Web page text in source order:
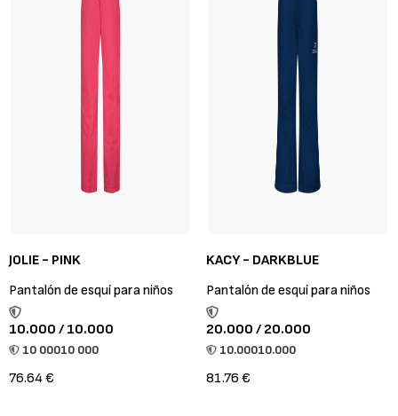
JOLIE - PINK
Pantalón de esquí para niños
10.000 / 10.000
10 00010 000
76.64 €
KACY - DARKBLUE
Pantalón de esquí para niños
20.000 / 20.000
10.00010.000
81.76 €